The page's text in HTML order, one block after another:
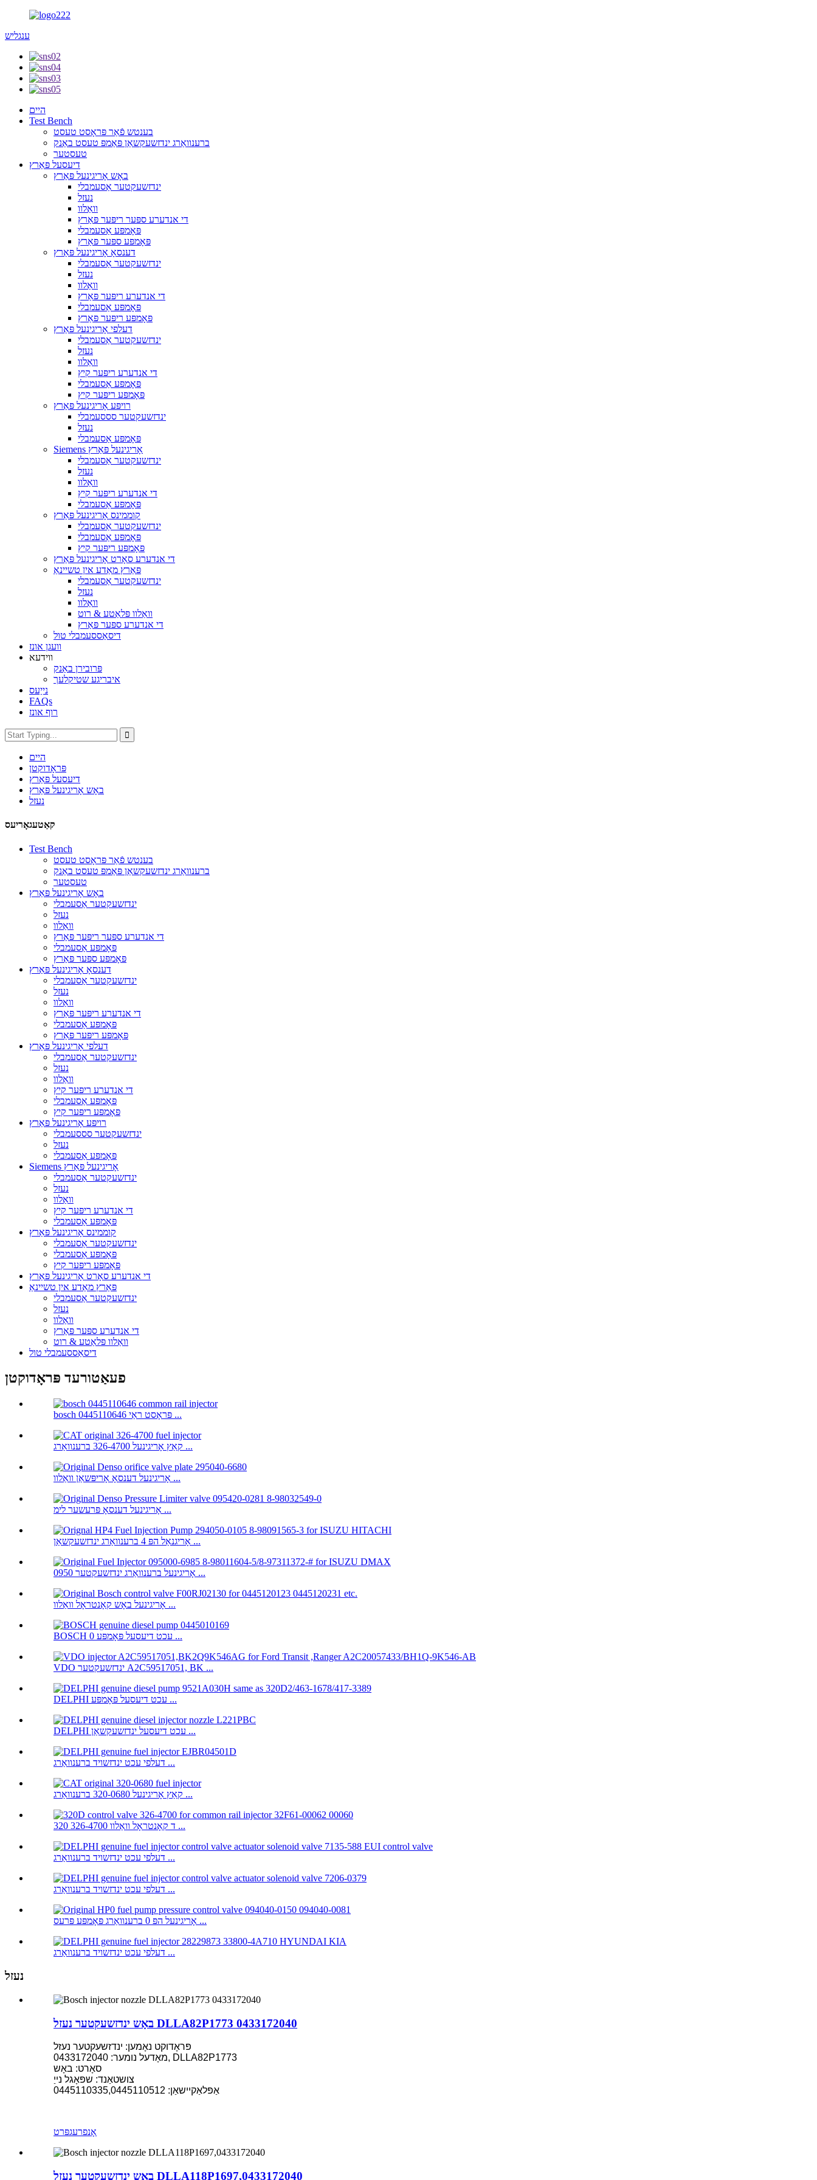
ענגליש
היים
Test Bench
בענטש פֿאַר פּראָסט טעסט
ברענוואַרג ינדזשעקשאַן פּאַמפּ טעסט באַנק
טעסטער
דיעסעל פּאַרץ
באָש אָריגינעל פּאַרץ
ינדזשעקטער אַסעמבלי
נעזל
וואַלוו
די אנדערע ספּער ריפּער פּאַרץ
פּאָמפּע אַסעמבלי
פּאָמפּע ספּער פּאַרץ
דענסאָ אָריגינעל פּאַרץ
ינדזשעקטער אַסעמבלי
נעזל
וואַלוו
די אנדערע ריפּער פּאַרץ
פּאָמפּע אַסעמבלי
פּאָמפּע ריפּער פּאַרץ
דעלפי אָריגינעל פּאַרץ
ינדזשעקטער אַסעמבלי
נעזל
וואַלוו
די אנדערע ריפּער קיץ
פּאָמפּע אַסעמבלי
פּאָמפּע ריפּער קיץ
רויפּע אָריגינעל פּאַרץ
ינדזשעקטער סססעמבלי
נעזל
פּאָמפּע אַסעמבלי
Siemens אָריגינעל פּאַרץ
ינדזשעקטער אַסעמבלי
נעזל
וואַלוו
די אנדערע ריפּער קיץ
פּאָמפּע אַסעמבלי
קוממינס אָריגינעל פּאַרץ
ינדזשעקטער אַסעמבלי
פּאָמפּע אַסעמבלי
פּאָמפּע ריפּער קיץ
די אנדערע סאָרט אָריגינעל פּאַרץ
פּאַרץ מאַדע אין טשיינאַ
ינדזשעקטער אַסעמבלי
נעזל
וואַלוו
וואַלוו פּלאַטע & רוט
די אנדערע ספּער פּאַרץ
דיסאַססעמבלי טול
וועגן אונז
ווידעא
פּרובירן באַנק
איבריגע שטיקלעך
נייַעס
FAQs
רוף אונז
היים
פּראָדוקטן
דיעסעל פּאַרץ
באָש אָריגינעל פּאַרץ
נעזל
קאַטעגאָריעס
Test Bench
בענטש פֿאַר פּראָסט טעסט
ברענוואַרג ינדזשעקשאַן פּאַמפּ טעסט באַנק
טעסטער
באָש אָריגינעל פּאַרץ
ינדזשעקטער אַסעמבלי
נעזל
וואַלוו
די אנדערע ספּער ריפּער פּאַרץ
פּאָמפּע אַסעמבלי
פּאָמפּע ספּער פּאַרץ
דענסאָ אָריגינעל פּאַרץ
ינדזשעקטער אַסעמבלי
נעזל
וואַלוו
די אנדערע ריפּער פּאַרץ
פּאָמפּע אַסעמבלי
פּאָמפּע ריפּער פּאַרץ
דעלפי אָריגינעל פּאַרץ
ינדזשעקטער אַסעמבלי
נעזל
וואַלוו
די אנדערע ריפּער קיץ
פּאָמפּע אַסעמבלי
פּאָמפּע ריפּער קיץ
רויפּע אָריגינעל פּאַרץ
ינדזשעקטער סססעמבלי
נעזל
פּאָמפּע אַסעמבלי
Siemens אָריגינעל פּאַרץ
ינדזשעקטער אַסעמבלי
נעזל
וואַלוו
די אנדערע ריפּער קיץ
פּאָמפּע אַסעמבלי
קוממינס אָריגינעל פּאַרץ
ינדזשעקטער אַסעמבלי
פּאָמפּע אַסעמבלי
פּאָמפּע ריפּער קיץ
די אנדערע סאָרט אָריגינעל פּאַרץ
פּאַרץ מאַדע אין טשיינאַ
ינדזשעקטער אַסעמבלי
נעזל
וואַלוו
די אנדערע ספּער פּאַרץ
וואַלוו פּלאַטע & רוט
דיסאַססעמבלי טול
פעאַטורעד פּראָדוקטן
bosch 0445110646 פּראָסט ראַי ...
קאַץ אָריגינעל 326-4700 ברענוואַרג ...
אָריגינעל דענסאָ אָריפּשאַן וואַלוו ...
אָריגינעל דענסאָ פּרעשער לימ ...
אָריגנאַל הפּ 4 ברענוואַרג ינדזשעקשאַן ...
אָריגינעל ברענוואַרג ינדזשעקטער 0950 ...
אָריגינעל באָש קאָנטראָל וואַלוו ...
BOSCH עכט דיעסעל פּאָמפּע 0 ...
VDO ינדזשעקטער A2C59517051, BK ...
DELPHI עכט דיעסעל פּאָמפּע ...
DELPHI עכט דיעסעל ינדזשעקשאַן ...
דעלפי עכט ינדזשויד ברענוואַרג ...
קאַץ אָריגינעל 320-0680 ברענוואַרג ...
320 ד קאָנטראָל וואַלוו 326-4700 ...
דעלפי עכט ינדזשויד ברענוואַרג ...
דעלפי עכט ינדזשויד ברענוואַרג ...
אָריגינעל הפּ 0 ברענוואַרג פּאָמפּע פּרעס ...
דעלפי עכט ינדזשויד ברענוואַרג ...
נעזל
באָש ינדזשעקטער נעזל DLLA82P1773 0433172040
פּראָדוקט נאָמען: ינדזשעקטער נעזל
מאָדעל נומער: 0433172040, DLLA82P1773
סאָרט: באָש
צושטאַנד: שפּאָגל נייַ
אַפּלאַקיישאַן: 0445110335,0445110512
אָנפרעגפּרט
באָש ינדזשעקטער נעזל DLLA118P1697,0433172040